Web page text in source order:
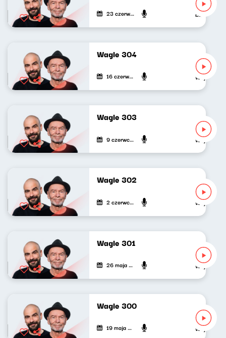
23 czerwca 2026 Bartosz
Wagle 304
16 czerwca 2026 Wojciech
Wagle 303
9 czerwca 2026 Wojciech
Wagle 302
2 czerwca 2026 Wojciech
Wagle 301
26 maja 2026 Wojciech
Wagle 300
19 maja 2026 Wojciech